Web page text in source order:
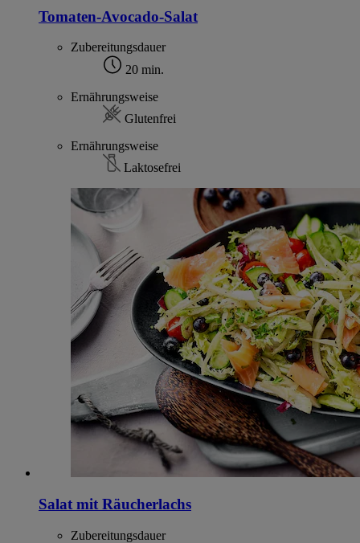
Tomaten-Avocado-Salat
Zubereitungsdauer
20 min.
Ernährungsweise
Glutenfrei
Ernährungsweise
Laktosefrei
Salat mit Räucherlachs
Zubereitungsdauer